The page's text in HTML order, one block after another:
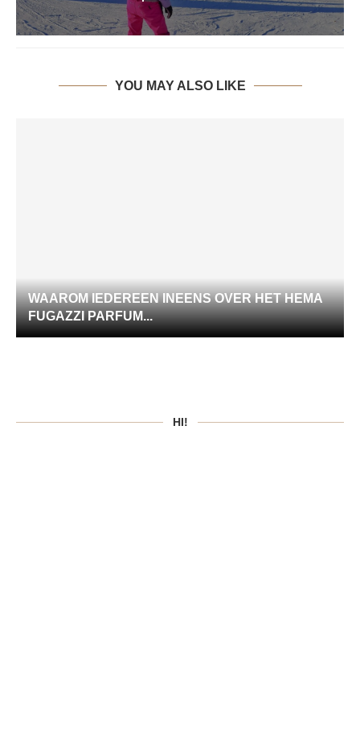
YOU MAY ALSO LIKE
WAAROM IEDEREEN INEENS OVER HET HEMA
FUGAZZI PARFUM...
HI!